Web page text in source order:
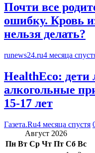
Почти все
ошибку. Кровь
нельзя делать?
runews24.ru4 месяца
HealthEcо: дети
алкогольные
15-17 лет
Газета.Ru4 месяца спустя
Август 2026
Пн Вт Ср Чт Пт Сб Вс